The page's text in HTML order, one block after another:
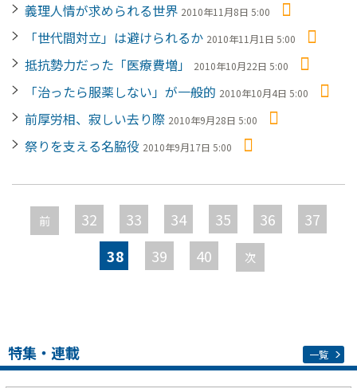
義理人情が求められる世界 2010年11月8日 5:00
「世代間対立」は避けられるか 2010年11月1日 5:00
抵抗勢力だった「医療費増」 2010年10月22日 5:00
「治ったら服薬しない」が一般的 2010年10月4日 5:00
前厚労相、寂しい去り際 2010年9月28日 5:00
祭りを支える名脇役 2010年9月17日 5:00
ペ
ー
ジ
前 32 33 34 35 36
37
38
39 40 次
特集・連載 一覧